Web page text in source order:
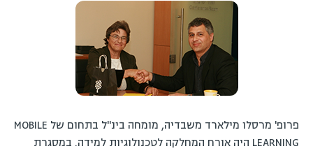
פרופ' מרסלו מילארד משבדיה, מומחה בינ"ל בתחום של MOBILE
LEARNING היה אורח המחלקה לטכנולוגיות למידה. במסגרת